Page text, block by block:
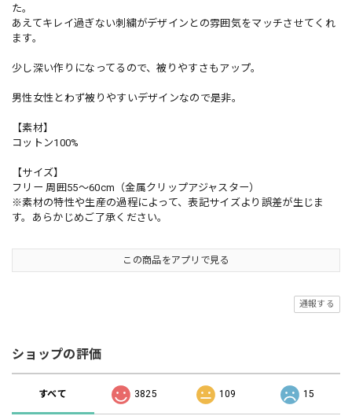
た。
あえてキレイ過ぎない刺繍がデザインとの雰囲気をマッチさせてくれ
ます。
少し深い作りになってるので、被りやすさもアップ。
男性女性とわず被りやすいデザインなので是非。
【素材】
コットン100%
【サイズ】
フリー 周囲55～60cm（金属クリップアジャスター）
※素材の特性や生産の過程によって、表記サイズより誤差が生じま
す。あらかじめご了承ください。
この商品をアプリで見る
通報する
ショップの評価
すべて 3825 109 15